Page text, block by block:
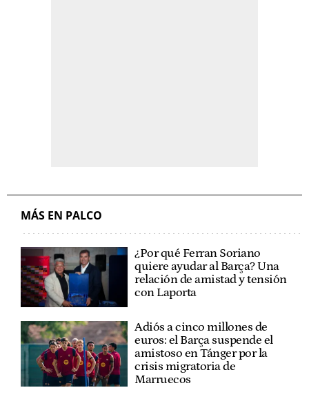
MÁS EN PALCO
¿Por qué Ferran Soriano
quiere ayudar al Barça? Una
relación de amistad y tensión
con Laporta
Adiós a cinco millones de
euros: el Barça suspende el
amistoso en Tánger por la
crisis migratoria de
Marruecos